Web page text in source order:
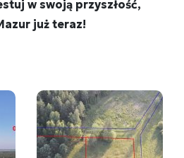
w swoją przyszłość,
już teraz!